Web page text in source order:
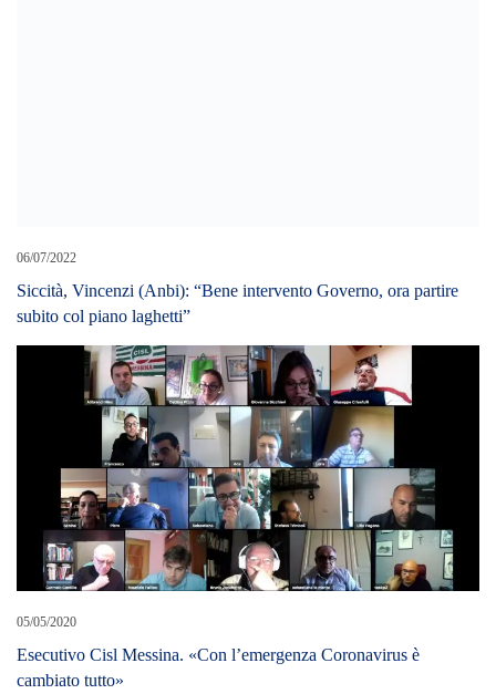
06/07/2022
Siccità, Vincenzi (Anbi): “Bene intervento Governo, ora partire
subito col piano laghetti”
05/05/2020
Esecutivo Cisl Messina. «Con l’emergenza Coronavirus è
cambiato tutto»